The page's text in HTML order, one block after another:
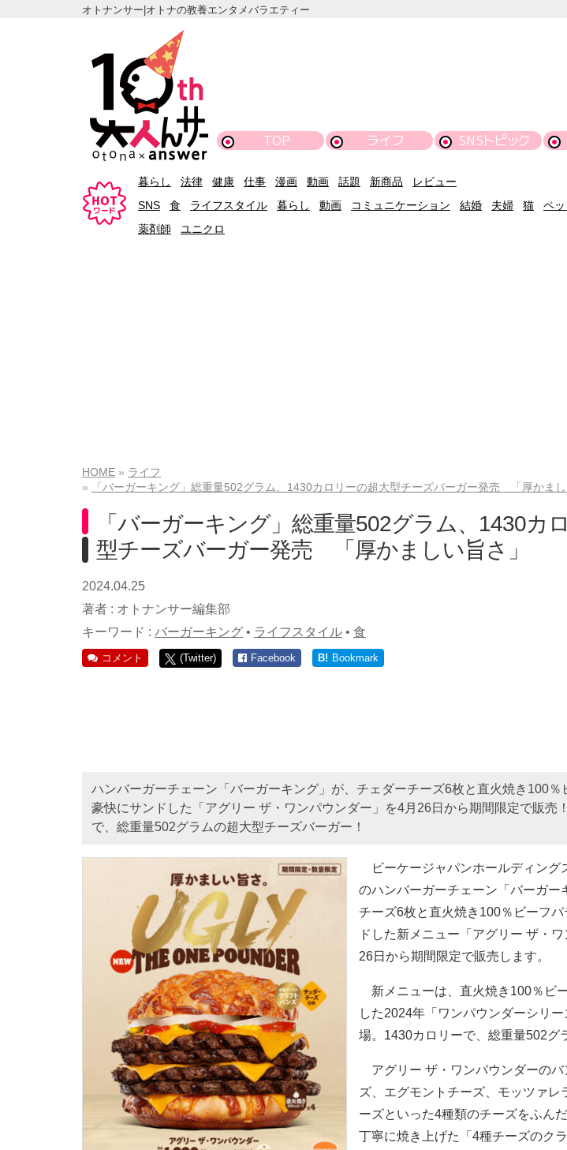
オトナンサー|オトナの教養エンタメバラエティー
TOP ライフ SNSトピック
暮らし 法律 健康 仕事 漫画 動画 話題 新商品
レビュー
SNS
食 ライフスタイル 暮らし 動画 コミュニケーション 結婚 夫婦 猫 ペッ
薬剤師
ユニクロ
HOME
ライフ
「バーガーキング」総重量502グラム、1430カロリーの超大型チーズバーガー発売 「厚かまし
「バーガーキング」総重量502グラム、1430カ
型チーズバーガー発売 「厚かましい旨さ」
2024.04.25
著者 : オトナンサー編集部
キーワード : バーガーキング • ライフスタイル • 食
コメント (Twitter) Facebook B! Bookmark
ハンバーガーチェーン「バーガーキング」が、チェダーチーズ6枚と直火焼き100％
豪快にサンドした「アグリー ザ・ワンパウンダー」を4月26日から期間限定で販
で、総重量502グラムの超大型チーズバーガー！
ビーケージャパンホールディング
のハンバーガーチェーン「バーガー
チーズ6枚と直火焼き100％ビーフ
ドした新メニュー「アグリー ザ・
26日から期間限定で販売します。
新メニューは、直火焼き100％ビ
した2024年「ワンパウンダーシリ
場。1430カロリーで、総重量502グ
アグリー ザ・ワンパウンダーのバ
ズ、エグモントチーズ、モッツァレ
ーズといった4種類のチーズをふん
丁寧に焼き上げた「4種チーズのク